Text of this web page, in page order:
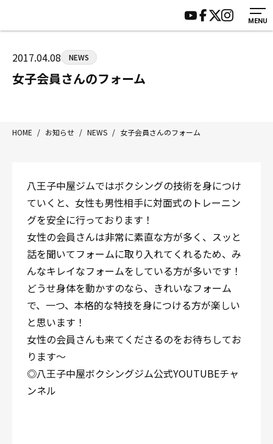
MENU
八王子中屋ボクシングジム
〒192-0072 東京都八王子市南町3-8 第2原嶋ビル1F
Tel/Fax：042-622-7222
営業時間：月〜土 14:00〜22:00 / 日・祝 14:00〜19:00
HOME
ジムについて
トレーニング
入会案内
施設紹介
サポーター募集
2017.04.08 NEWS
女子会員さんのフォーム
HOME / お知らせ / NEWS / 女子会員さんのフォーム
八王子中屋ジムではボクシングの技術を身につけ
ていくと、女性も男性相手に対面式のトレーニン
グを安全に行っております！
女性の会員さんは非常に素直な方が多く、スッと
話を聞いてフォームに取り入れてくれるため、み
んなキレイなフォームをしている方が多いです！
どうせ身体を動かすのなら、きれいなフォーム
で、一つ、本格的な特技を身につける方が楽しい
と思います！
女性の会員さんも来てくださるのをお待ちしてお
ります〜
◎八王子中屋ボクシングジム公式YOUTUBEチャ
ンネル